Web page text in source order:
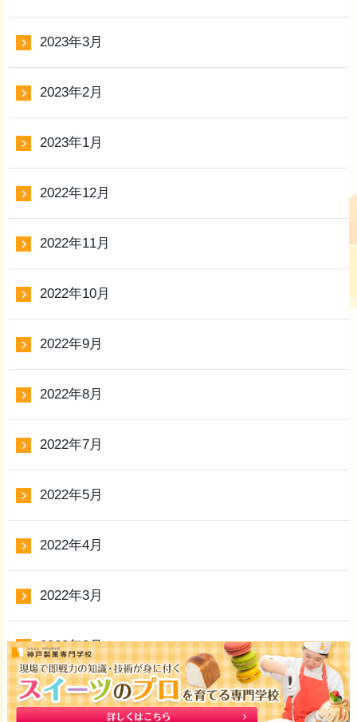
2023年3月
2023年2月
2023年1月
2022年12月
2022年11月
2022年10月
2022年9月
2022年8月
2022年7月
2022年5月
2022年4月
2022年3月
2022年2月
2022年1月